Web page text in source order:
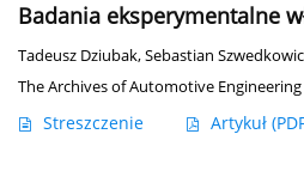
Badania eksperymentalne
Tadeusz Dziubak,Sebastian
The Archives of Automotive
Streszczenie Artykuł